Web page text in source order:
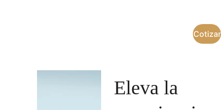
Cotizar
Eleva la